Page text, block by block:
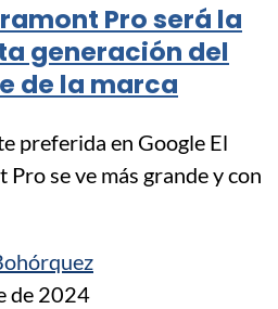
Pro será la
generación del
de la marca
preferida en Google El
se ve más grande y con
de 2024